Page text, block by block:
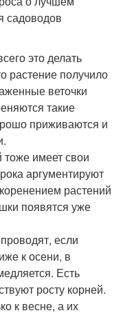
садоводов
это делать
растение получило
веточки
такие
приживаются и
имеет свои
аргументируют
растений
появятся уже
если
к осени, в
Есть
росту корней.
к весне, а их